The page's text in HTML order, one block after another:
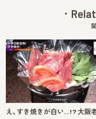
え、すき焼きが白い…!? 大阪